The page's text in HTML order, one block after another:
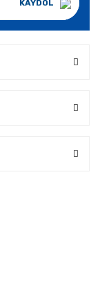
KAYDOL